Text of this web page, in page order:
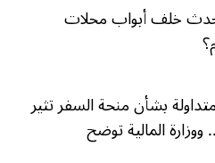
خلف أبواب محلات
بشأن منحة السفر تثير
المالية توضح